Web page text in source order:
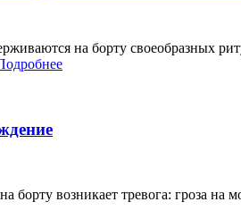
на борту своеобразных
борту возникает тревога: гроза